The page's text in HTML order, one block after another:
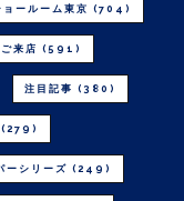
ールーム東京 (704)
ご来店 (591)
注目記事 (380)
(279)
ーシリーズ (249)